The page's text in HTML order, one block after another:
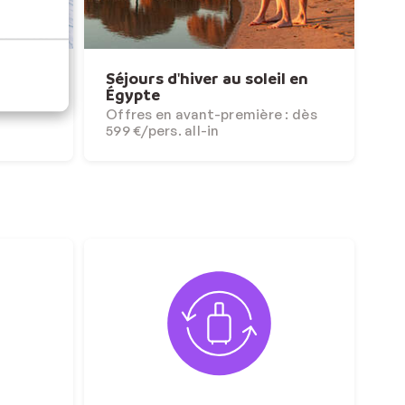
Séjours d'hiver au soleil en
Égypte
Offres en avant-première : dès
599 €/pers. all-in